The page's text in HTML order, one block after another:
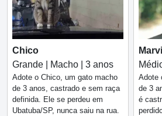
Chico
Grande | Macho | 3 anos
Adote o Chico, um gato macho
de 3 anos, castrado e sem raça
definida. Ele se perdeu em
Ubatuba/SP, nunca saiu na rua.
Adote
de 3
é